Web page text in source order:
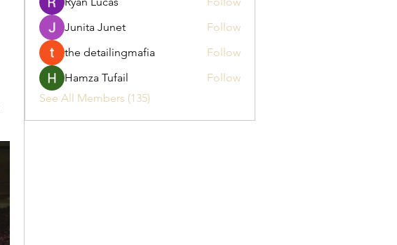
Junita Junet
Follow
the detailingmafia
Follow
Hamza Tufail
Follow
See All Members (135)